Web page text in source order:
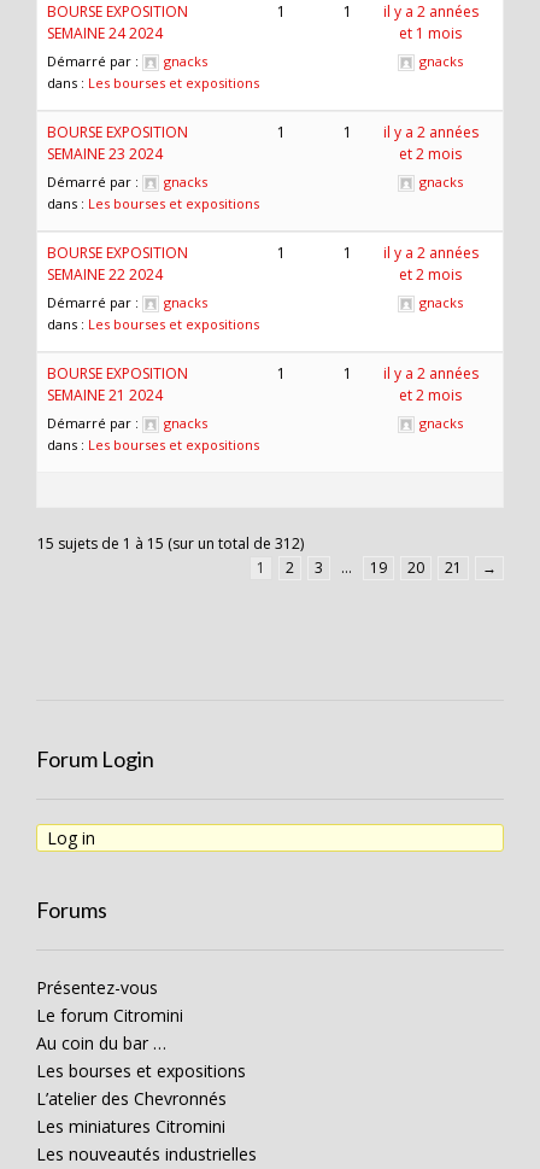
BOURSE EXPOSITION
SEMAINE 24 2024
Démarré par :
gnacks
dans : Les bourses et expositions
1 1
il y a 2 années
et 1 mois
gnacks
BOURSE EXPOSITION
SEMAINE 23 2024
Démarré par :
gnacks
dans : Les bourses et expositions
1 1
il y a 2 années
et 2 mois
gnacks
BOURSE EXPOSITION
SEMAINE 22 2024
Démarré par :
gnacks
dans : Les bourses et expositions
1 1
il y a 2 années
et 2 mois
gnacks
BOURSE EXPOSITION
SEMAINE 21 2024
Démarré par :
gnacks
dans : Les bourses et expositions
1 1
il y a 2 années
et 2 mois
gnacks
15 sujets de 1 à 15 (sur un total de 312)
1
2 3 … 19 20 21 →
Forum Login
Log in
Forums
Présentez-vous
Le forum Citromini
Au coin du bar …
Les bourses et expositions
L’atelier des Chevronnés
Les miniatures Citromini
Les nouveautés industrielles